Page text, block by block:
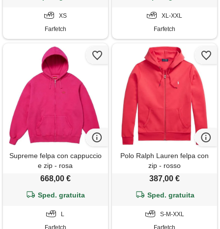
XS
Farfetch
XL-XXL
Farfetch
Supreme felpa con cappuccio
e zip - rosa
668,00 €
Sped. gratuita
L
Farfetch
Polo Ralph Lauren felpa con
zip - rosso
387,00 €
Sped. gratuita
S-M-XXL
Farfetch